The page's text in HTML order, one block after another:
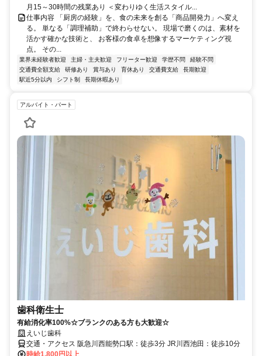
月15～30時間の残業あり ＜変わりゆく生活スタイル...
仕事内容 「厨房の経験」を、食の未来を創る「商品開発力」へ変え
る。 単なる「調理補助」で終わらせない。 現場で磨くのは、素材を
活かす確かな技術と、 お客様の食卓を想像するマーケティング視
点。 その...
業界未経験者歓迎 主婦・主夫歓迎 フリーター歓迎 学歴不問
経験不問
交通費全額支給
研修あり 賞与あり 育休あり 交通費支給
長期歓迎
駅近5分以内
シフト制 長期休暇あり
アルバイト・パート
歯科衛生士
有給消化率100%☆ブランクのある方も大歓迎☆
えいじ歯科
交通・アクセス 阪急川西能勢口駅：徒歩3分 JR川西池田：徒歩10分
時給1,800円以上